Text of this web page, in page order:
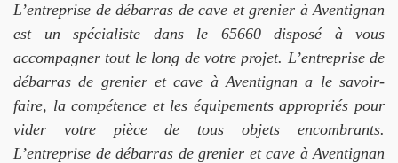
L’entreprise de débarras de cave et grenier à Aventignan
est un spécialiste dans le 65660 disposé à vous
accompagner tout le long de votre projet. L’entreprise de
débarras de grenier et cave à Aventignan a le savoir-
faire, la compétence et les équipements appropriés pour
vider votre pièce de tous objets encombrants.
L’entreprise de débarras de grenier et cave à Aventignan